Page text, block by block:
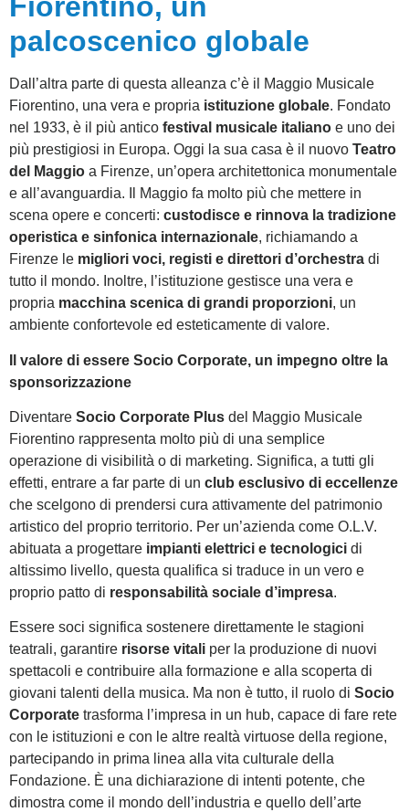
Fiorentino, un
palcoscenico globale
Dall’altra parte di questa alleanza c’è il Maggio Musicale
Fiorentino, una vera e propria istituzione globale. Fondato
nel 1933, è il più antico festival musicale italiano e uno dei
più prestigiosi in Europa. Oggi la sua casa è il nuovo Teatro
del Maggio a Firenze, un’opera architettonica monumentale
e all’avanguardia. Il Maggio fa molto più che mettere in
scena opere e concerti: custodisce e rinnova la tradizione
operistica e sinfonica internazionale, richiamando a
Firenze le migliori voci, registi e direttori d’orchestra di
tutto il mondo. Inoltre, l’istituzione gestisce una vera e
propria macchina scenica di grandi proporzioni, un
ambiente confortevole ed esteticamente di valore.
Il valore di essere Socio Corporate, un impegno oltre la
sponsorizzazione
Diventare Socio Corporate Plus del Maggio Musicale
Fiorentino rappresenta molto più di una semplice
operazione di visibilità o di marketing. Significa, a tutti gli
effetti, entrare a far parte di un club esclusivo di eccellenze
che scelgono di prendersi cura attivamente del patrimonio
artistico del proprio territorio. Per un’azienda come O.L.V.
abituata a progettare impianti elettrici e tecnologici di
altissimo livello, questa qualifica si traduce in un vero e
proprio patto di responsabilità sociale d’impresa.
Essere soci significa sostenere direttamente le stagioni
teatrali, garantire risorse vitali per la produzione di nuovi
spettacoli e contribuire alla formazione e alla scoperta di
giovani talenti della musica. Ma non è tutto, il ruolo di Socio
Corporate trasforma l’impresa in un hub, capace di fare rete
con le istituzioni e con le altre realtà virtuose della regione,
partecipando in prima linea alla vita culturale della
Fondazione. È una dichiarazione di intenti potente, che
dimostra come il mondo dell’industria e quello dell’arte